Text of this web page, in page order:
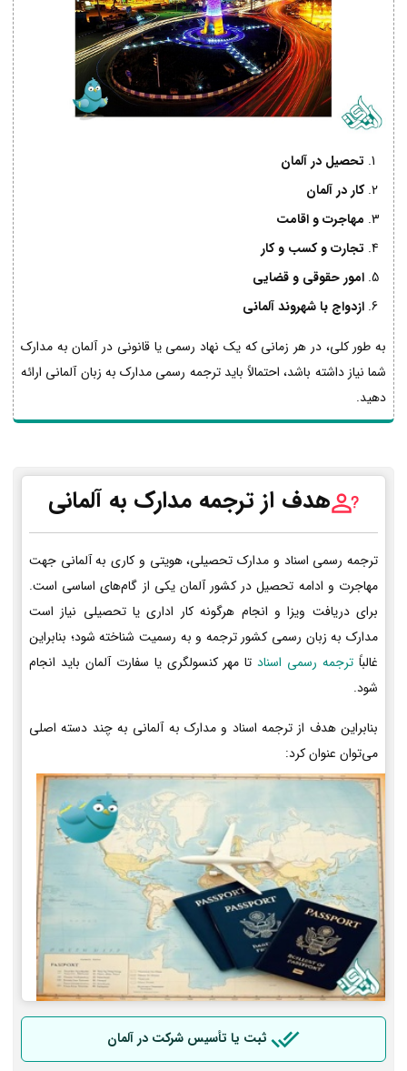
تحصیل در آلمان
کار در آلمان
مهاجرت و اقامت
تجارت و کسب و کار
امور حقوقی و قضایی
ازدواج با شهروند آلمانی
به طور کلی، در هر زمانی که یک نهاد رسمی یا قانونی در آلمان به مدارک
شما نیاز داشته باشد، احتمالاً باید ترجمه رسمی مدارک به زبان آلمانی ارائه
دهید.
هدف از ترجمه مدارک به آلمانی
ترجمه رسمی اسناد و مدارک تحصیلی، هویتی و کاری به آلمانی جهت
مهاجرت و ادامه تحصیل در کشور آلمان یکی از گام‌های اساسی است.
برای دریافت ویزا و انجام هرگونه کار اداری یا تحصیلی نیاز است
مدارک به زبان رسمی کشور ترجمه و به رسمیت شناخته شود؛ بنابراین
غالباً ترجمه رسمی اسنادتا مهر کنسولگری یا سفارت آلمان باید انجام
شود.
بنابراین هدف از ترجمه اسناد و مدارک به آلمانی به چند دسته اصلی
می‌توان عنوان کرد:
ثبت یا تأسیس شرکت در آلمان